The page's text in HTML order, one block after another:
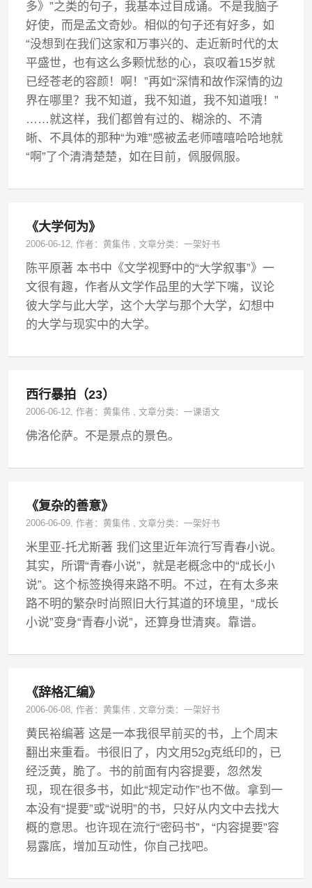
多》”之类的句子，我基本过目成诵。不是我脑子
好使，而是孟文奇妙。相似的句子还有好多，如
“没想到在我们这家和万事兴的、走近新时代的太
平盛世，也有这么多颗忧愁的心，哀叹着15岁就
已经苍老的容颜！啊！”再如“深情和故作深情的边
界在哪里？我不知道，我不知道，我不知道哦！”
……就这样，我们都曾有过的、糊涂的、不清
晰、不具体的那种“为难”感被孟老师嘻嘻哈哈地就
“啊”了个清清楚楚，如在目前，佩服佩服。
《大学何为》
2006-06-12, 作者：黄集伟 ,文章分类：一架好书
陈平原著 本书中《文学视野中的“大学叙事”》一
文很有趣，作者从文学作品里的大学下嘴，议论
彼大学与此大学，这个大学与那个大学，幻想中
的大学与现实中的大学。
西行暴拍（23）
2006-06-12, 作者：黄集伟 ,文章分类：一课语文
佛洛伦萨。不是景点的景色。
《复杂的善意》
2006-06-09, 作者：黄集伟 ,文章分类：一架好书
米里亚-托尤斯著 我们这里近年流行写青春小说。
其实，所谓“青春小说”，就是老概念中的“成长小
说”。这个标签换得来路不明。不过，在有太多来
路不明的繁杂时尚照旧大行其道的环境里，“成长
小说”变身“青春小说”，还算身世清爽。靠谱。
《辞格汇编》
2006-06-08, 作者：黄集伟 ,文章分类：一架好书
黄民裕编著 这是一本我很早前买的书，上个周末
翻出来重看。书很旧了，内文用52g克纸印的，已
经泛黄，脆了。书的前面有内容提要，忽然发
现，现在很多书，如此“规定动作”也不做。拿到一
本没有“提要”或“说明”的书，只好从内文中去找大
概的意思。也许现在流行“密码书”，“内容提要”容
易露底，增加互动性，你自己找吧。